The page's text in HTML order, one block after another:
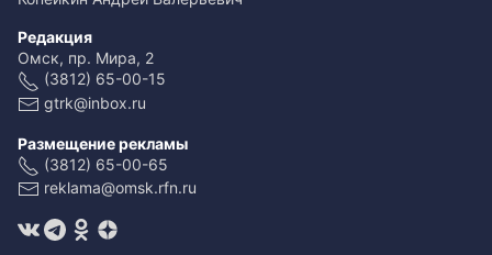
Редакция
Омск, пр. Мира, 2
(3812) 65-00-15
gtrk@inbox.ru
Размещение рекламы
(3812) 65-00-65
reklama@omsk.rfn.ru